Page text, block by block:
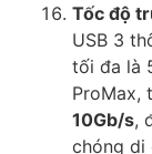
Tốc độ
USB 3
tối đa là
ProMax,
10Gb/s,
chóng di